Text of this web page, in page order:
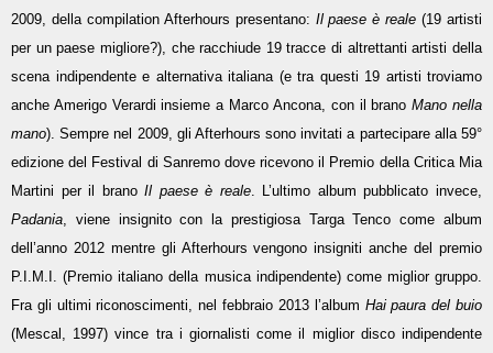
2009, della compilation Afterhours presentano: Il paese è reale (19 artisti
per un paese migliore?), che racchiude 19 tracce di altrettanti artisti della
scena indipendente e alternativa italiana (e tra questi 19 artisti troviamo
anche Amerigo Verardi insieme a Marco Ancona, con il branoMano nella
mano). Sempre nel 2009, gli Afterhours sono invitati a partecipare alla 59°
edizione del Festival di Sanremo dove ricevono il Premio della Critica Mia
Martini per il branoIl paese è reale. L’ultimo album pubblicato invece,
Padania , viene insignito con la prestigiosa Targa Tenco come album
dell’anno 2012 mentre gli Afterhours vengono insigniti anche del premio
P.I.M.I. (Premio italiano della musica indipendente) come miglior gruppo.
Fra gli ultimi riconoscimenti, nel febbraio 2013 l’album Hai paura del buio
(Mescal, 1997) vince tra i giornalisti come il miglior disco indipendente